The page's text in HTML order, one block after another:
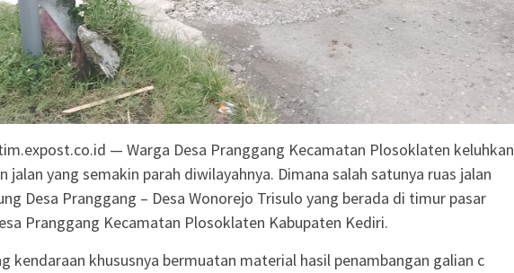
— Warga Desa Pranggang Kecamatan Plosoklaten keluhkan
jalan yang semakin parah diwilayahnya. Dimana salah satunya ruas jalan
Desa Pranggang – Desa Wonorejo Trisulo yang berada di timur pasar
Pranggang Kecamatan Plosoklaten Kabupaten Kediri.
kendaraan khususnya bermuatan material hasil penambangan galian c